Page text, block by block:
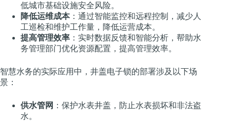
低城市基础设施安全风险。
降低运维成本：通过智能监控和远程控制，减少人
工巡检和维护工作量，降低运营成本。
提高管理效率 ：实时数据反馈和智能分析，帮助水
务管理部门优化资源配置，提高管理效率。
智慧水务的实际应用中，井盖电子锁的部署涉及以下场
景：
供水管网 ：保护水表井盖，防止水表损坏和非法盗
水。